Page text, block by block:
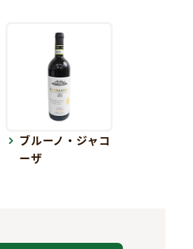
ブルーノ・ジャコ
ーザ